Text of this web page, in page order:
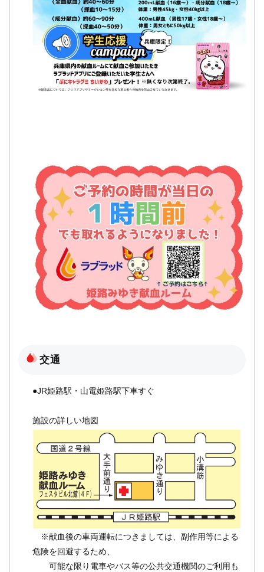
交通
●JR姫路駅・山電姫路駅下車すぐ
施設の詳しい地図
※献血後の車両運転につきましては、副作用等による
危険を回避するため、
可能な限り電車やバス等の公共交通機関のご利用も